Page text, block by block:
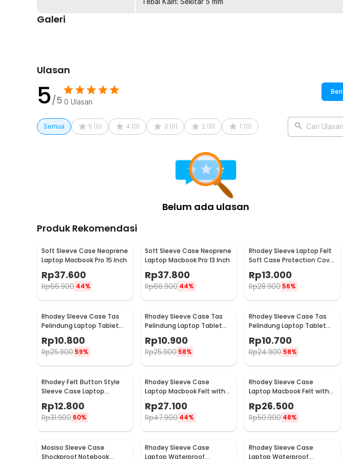
Galeri
Ulasan
5/5 0 Ulasan
Semua 5 (0) 4 (0) 3 (0) 2 (0) 1 (0) Cari Ulasan
Belum ada ulasan
Produk Rekomendasi
Soft Sleeve Case Neoprene
Laptop Macbook Pro 15 Inch
Rp37.600
Rp66.900 44%
Soft Sleeve Case Neoprene
Laptop Macbook Pro 13 Inch
Rp37.800
Rp66.900 44%
Rhodey Sleeve Laptop Felt
Soft Case Protection Cover
11 Inch
Rp13.000
Rp28.900 56%
Rhodey Sleeve Case Tas
Pelindung Laptop Tablet
Wool Felt 11 Inch - DA98
Rp10.800
Rp25.900 59%
Rhodey Sleeve Case Tas
Pelindung Laptop Tablet
Rp10.900
Rp25.900 58%
Rhodey Sleeve Case Tas
Pelindung Laptop Tablet
Rp10.700
Rp24.900 58%
Rhodey Felt Button Style
Sleeve Case Laptop
Ultrabook 15 Inch - DA58
Rp12.800
Rp31.900 60%
Rhodey Sleeve Case
Laptop Macbook Felt with
Rp27.100
Rp47.900 44%
Rhodey Sleeve Case
Laptop Macbook Felt with
Pouch 15 Inch - AK01
Rp26.500
Rp50.900 48%
Mosiso Sleeve Case
Shockproof Notebook
Rhodey Sleeve Case
Laptop Waterproof
Rhodey Sleeve Case
Laptop Waterproof